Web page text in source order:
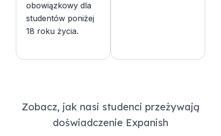
obowiązkowy dla
studentów poniżej
18 roku życia.
Zobacz, jak nasi studenci przeżywają
doświadczenie Expanish